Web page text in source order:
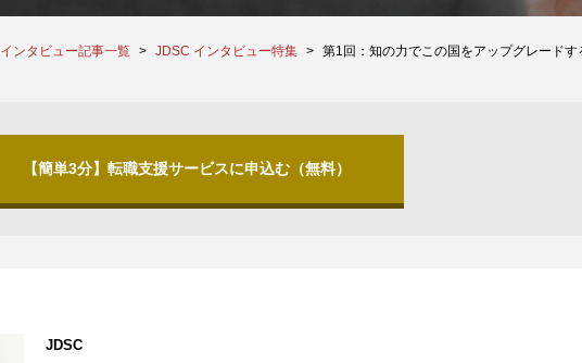
インタビュー記事一覧 JDSC インタビュー特集 第1回：知の力でこの国をアップグレードす
【簡単3分】転職支援サービスに申込む（無料）
JDSC